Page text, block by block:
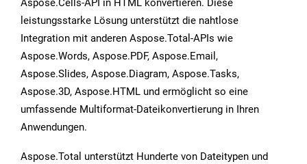
Aspose.Cells-API in HTML konvertieren. Diese
leistungsstarke Lösung unterstützt die nahtlose
Integration mit anderen Aspose.Total-APIs wie
Aspose.Words, Aspose.PDF, Aspose.Email,
Aspose.Slides, Aspose.Diagram, Aspose.Tasks,
Aspose.3D, Aspose.HTML und ermöglicht so eine
umfassende Multiformat-Dateikonvertierung in Ihren
Anwendungen.
Aspose.Total unterstützt Hunderte von Dateitypen und